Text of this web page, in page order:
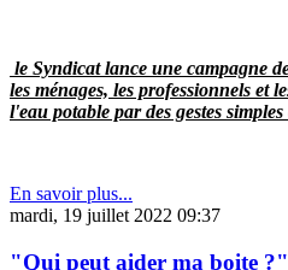
le Syndicat lance une campagne
les ménages, les professionnels et
l'eau potable par des gestes simples
En savoir plus...
mardi, 19 juillet 2022 09:37
"Qui peut aider ma boite